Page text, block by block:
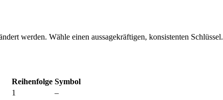
werden. Wähle einen aussagekräftigen, konsistenten Schlüssel.
Reihenfolge Symbol
1
–